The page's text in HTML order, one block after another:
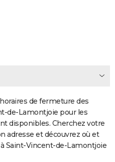
de fermeture des
de-Lamontjoie pour les
disponibles. Cherchez votre
adresse et découvrez où et
Saint-Vincent-de-Lamontjoie